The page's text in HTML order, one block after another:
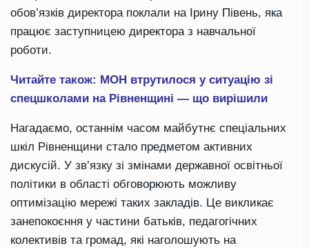
обов’язків директора поклали на Ірину Півень, яка
працює заступницею директора з навчальної
роботи.
Читайте також: МОН втрутилося у ситуацію зі
спецшколами на Рівненщині — що вирішили
Нагадаємо, останнім часом майбутнє спеціальних
шкіл Рівненщини стало предметом активних
дискусій. У зв’язку зі змінами державної освітньої
політики в області обговорюють можливу
оптимізацію мережі таких закладів. Це викликає
занепокоєння у частини батьків, педагогічних
колективів та громад, які наголошують на